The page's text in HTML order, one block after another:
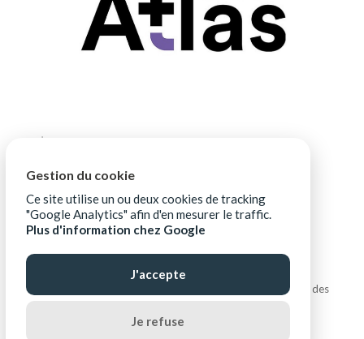
Protection des
Gestion du cookie
Ce site utilise un ou deux cookies de tracking
"Google Analytics" afin d'en mesurer le traffic.
Plus d'information chez Google
J'accepte
Je refuse